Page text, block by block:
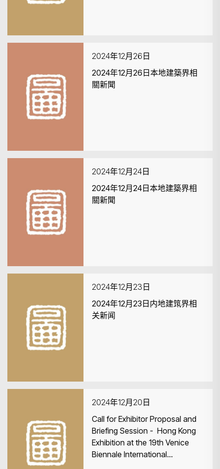
2024年12月26日
2024年12月26日本地建築界相
關新聞
2024年12月24日
2024年12月24日本地建築界相
關新聞
2024年12月23日
2024年12月23日内地建筑界相
关新闻
2024年12月20日
Call for Exhibitor Proposal and
Briefing Session - Hong Kong
Exhibition at the 19th Venice
Biennale International